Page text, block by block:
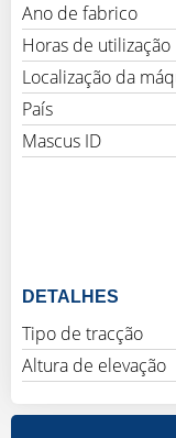
Ano de fabrico
Horas de utilização
Localização da
País
Mascus ID
DETALHES
Tipo de tracção
Altura de elevação